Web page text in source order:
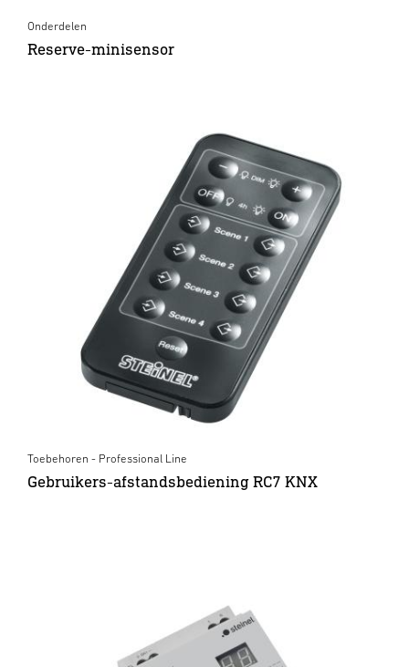
Onderdelen
Reserve-minisensor
Toebehoren - Professional Line
Gebruikers-afstandsbediening RC7 KNX